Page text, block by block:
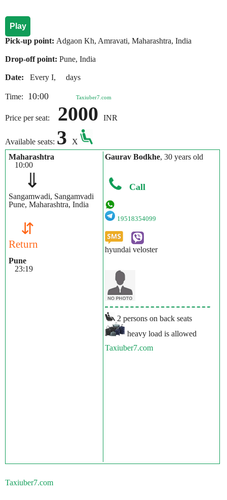
Play
Pick-up point: Adgaon Kh, Amravati, Maharashtra, India
Drop-off point: Pune, India
Date: Every I, days
Time: 10:00 Taxiuber7.com
Price per seat: 2000 INR
Available seats: 3
X
Maharashtra
10:00
⇓
Sangamwadi, Sangamvadi
Pune, Maharashtra, India
⇵
Return
Pune
23:19
Gaurav Bodkhe, 30 years old
Call
19518354099
hyundai veloster
2 persons on back seats
heavy load is allowed
Taxiuber7.com
Taxiuber7.com